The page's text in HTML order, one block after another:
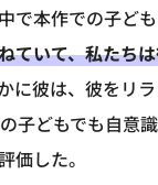
で本作での子ど
ていて、私たち
に彼は、彼をリ
子どもでも自意
価した。